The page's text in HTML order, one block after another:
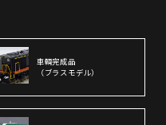
車輌完成品
（ブラスモデル）